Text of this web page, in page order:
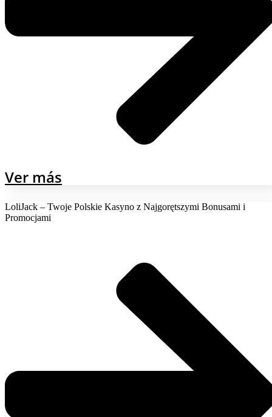
Ver más
LoliJack – Twoje Polskie Kasyno z Najgorętszymi Bonusami i
Promocjami